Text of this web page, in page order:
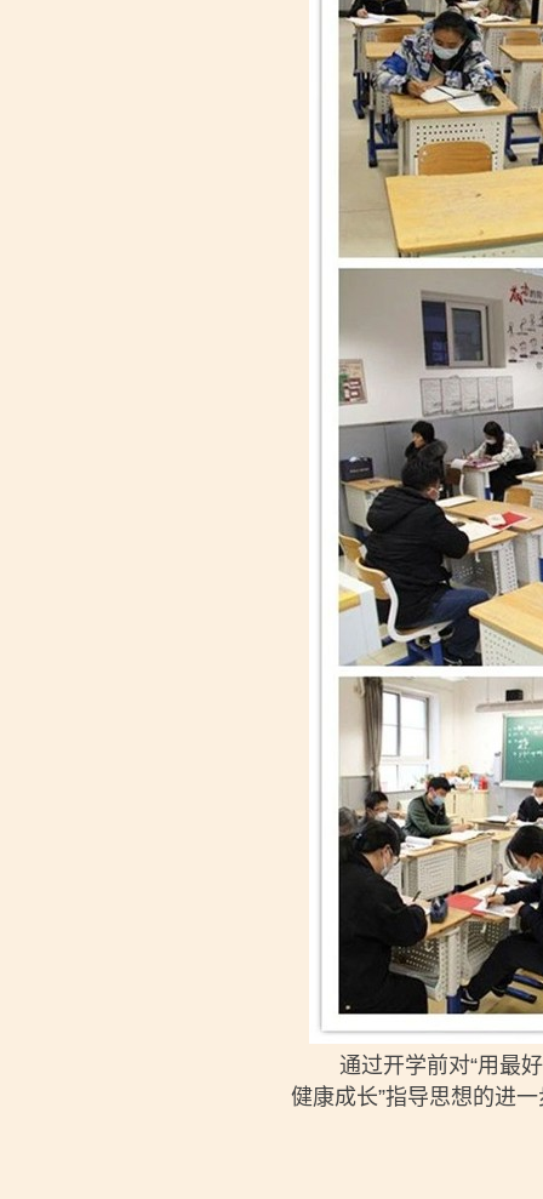
通过开学前对“用最好
健康成长”指导思想的进